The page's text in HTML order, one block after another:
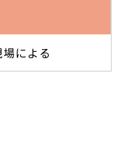
による